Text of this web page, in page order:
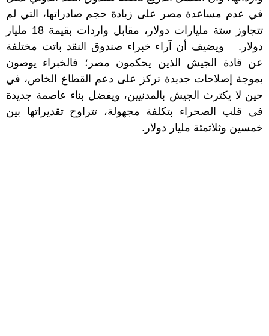
في عدم مساعدة مصر على زيادة حجم صادراتها، التي لم
تتجاوز ستة مليارات دولار، مقابل واردات بقيمة 18 مليار
دولار. ويضيف أن آراء خبراء صندوق النقد باتت مختلفة
عن قادة الجيش الذين يحكمون مصر؛ فالخبراء يوصون
بموجة إصلاحات جديدة تركز على دعم القطاع الخاص، في
حين لا يكترث الجيش بالمدنيين، ويفضل بناء عاصمة جديدة
في قلب الصحراء بتكلفة مجهولة، تتراوح تقديراتها بين
خمسين وثلاثمئة مليار دولار.